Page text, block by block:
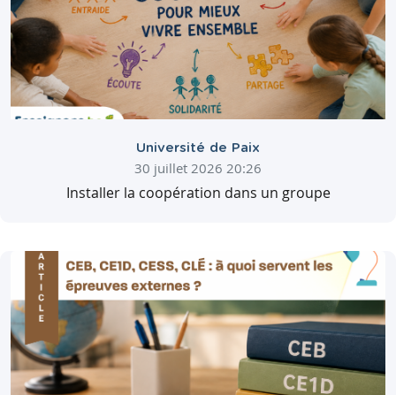
Université de Paix
30 juillet 2026 20:26
Installer la coopération dans un groupe